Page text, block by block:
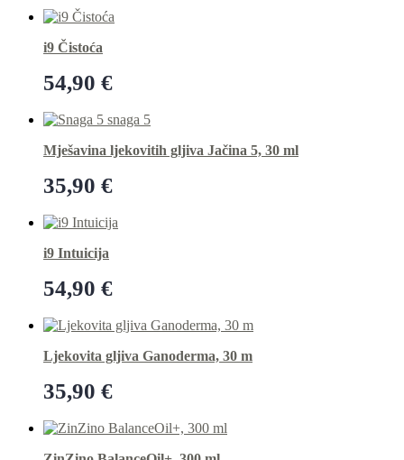
i9 Čistoća
54,90 €
Mješavina ljekovitih gljiva Jačina 5, 30 ml
35,90 €
i9 Intuicija
54,90 €
Ljekovita gljiva Ganoderma, 30 m
35,90 €